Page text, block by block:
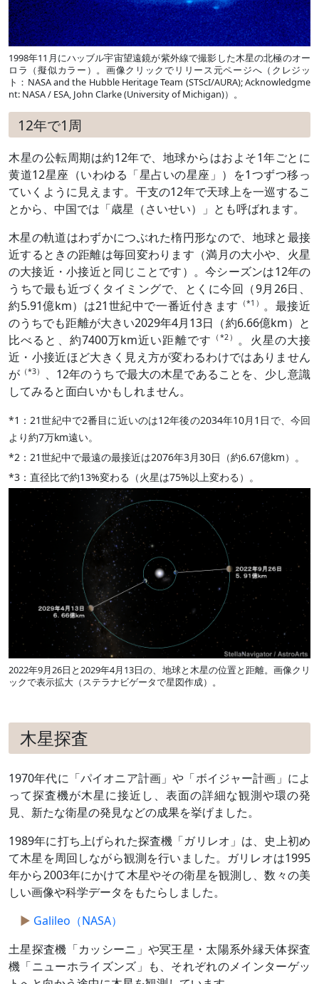
1998年11月にハッブル宇宙望遠鏡が紫外線で撮影した木星の北極のオー
ロラ（擬似カラー）。画像クリックでリリース元ページへ（クレジッ
ト：NASA and the Hubble Heritage Team (STScI/AURA); Acknowledgme
nt: NASA / ESA, John Clarke (University of Michigan)）。
12年で1周
木星の公転周期は約12年で、地球からはおよそ1年ごとに
黄道12星座（いわゆる「星占いの星座」）を1つずつ移っ
ていくように見えます。干支の12年で天球上を一巡するこ
とから、中国では「歳星（さいせい）」とも呼ばれます。
木星の軌道はわずかにつぶれた楕円形なので、地球と最接
近するときの距離は毎回変わります（満月の大小や、火星
の大接近・小接近と同じことです）。今シーズンは12年の
うちで最も近づくタイミングで、とくに今回（9月26日、
約5.91億km）は21世紀中で一番近付きます
（*1） 。最接近
のうちでも距離が大きい2029年4月13日（約6.66億km）と
比べると、約7400万km近い距離です
（*2） 。火星の大接
近・小接近ほど大きく見え方が変わるわけではありません
が （*3）
、12年のうちで最大の木星であることを、少し意識
してみると面白いかもしれません。
*1：21世紀中で2番目に近いのは12年後の2034年10月1日で、今回
より約7万km遠い。
*2：21世紀中で最遠の最接近は2076年3月30日（約6.67億km）。
*3：直径比で約13%変わる（火星は75%以上変わる）。
2022年9月26日と2029年4月13日の、地球と木星の位置と距離。画像クリ
ックで表示拡大（ステラナビゲータで星図作成）。
木星探査
1970年代に「パイオニア計画」や「ボイジャー計画」によ
って探査機が木星に接近し、表面の詳細な観測や環の発
見、新たな衛星の発見などの成果を挙げました。
1989年に打ち上げられた探査機「ガリレオ」は、史上初め
て木星を周回しながら観測を行いました。ガリレオは1995
年から2003年にかけて木星やその衛星を観測し、数々の美
しい画像や科学データをもたらしました。
Galileo（NASA）
土星探査機「カッシーニ」や冥王星・太陽系外縁天体探査
機「ニューホライズンズ」も、それぞれのメインターゲッ